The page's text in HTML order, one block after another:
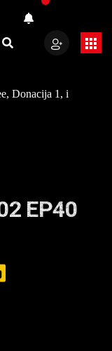
Donacija 1, i
EP40